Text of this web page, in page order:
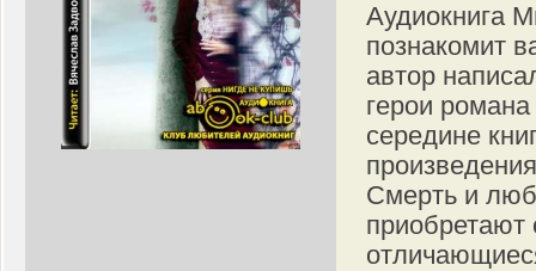
Аудиокнига
познакомит
автор
герои
середине
Смерть и